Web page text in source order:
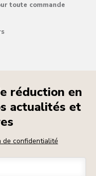
toute commande
réduction en
actualités et
de confidentialité